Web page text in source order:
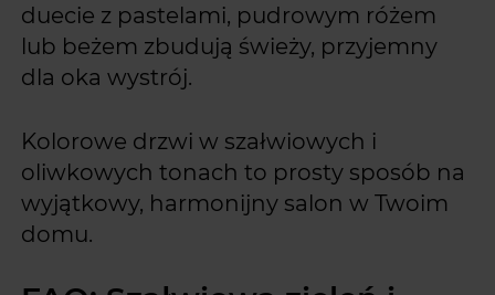
duecie z pastelami, pudrowym różem
lub beżem zbudują świeży, przyjemny
dla oka wystrój.
Kolorowe drzwi w szałwiowych i
oliwkowych tonach to prosty sposób na
wyjątkowy, harmonijny salon w Twoim
domu.